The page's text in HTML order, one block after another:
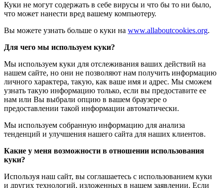
Куки не могут содержать в себе вирусы и что бы то ни было,
что может нанести вред вашему компьютеру.
Вы можете узнать больше о куки на www.allaboutcookies.org.
Для чего мы используем куки?
Мы используем куки для отслеживания ваших действий на
нашем сайте, но они не позволяют нам получить информацию
личного характера, такую, как ваше имя и адрес. Мы сможем
узнать такую информацию только, если вы предоставите ее
нам или Вы выбрали опцию в вашем браузере о
предоставлении такой информации автоматически.
Мы используем собранную информацию для анализа
тенденций и улучшения нашего сайта для наших клиентов.
Какие у меня возможности в отношении использования
куки?
Используя наш сайт, вы соглашаетесь с использованием куки
и других технологий, изложенных в нашем заявлении. Если